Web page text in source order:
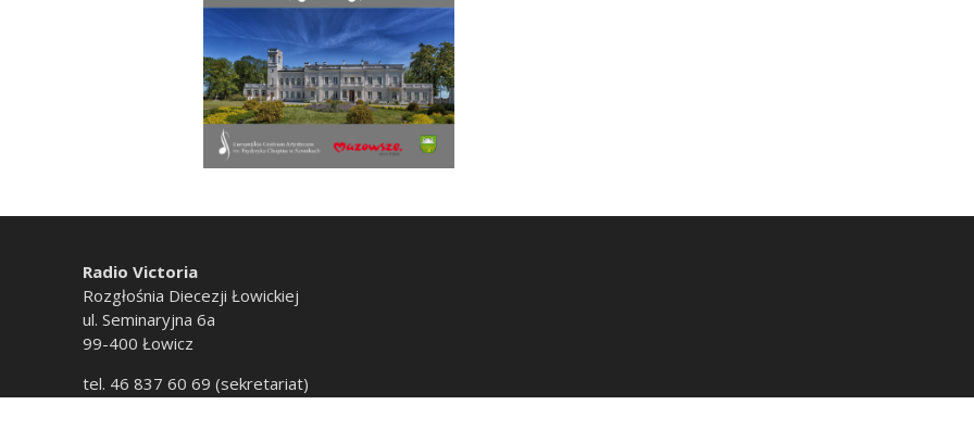
Radio Victoria
Rozgłośnia Diecezji Łowickiej
ul. Seminaryjna 6a
99-400 Łowicz
tel. 46 837 60 69 (sekretariat)